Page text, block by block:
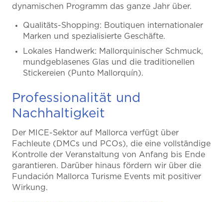
dynamischen Programm das ganze Jahr über.
Qualitäts-Shopping: Boutiquen internationaler
Marken und spezialisierte Geschäfte.
Lokales Handwerk: Mallorquinischer Schmuck,
mundgeblasenes Glas und die traditionellen
Stickereien (Punto Mallorquín).
Professionalität und
Nachhaltigkeit
Der MICE-Sektor auf Mallorca verfügt über
Fachleute (DMCs und PCOs), die eine vollständige
Kontrolle der Veranstaltung von Anfang bis Ende
garantieren. Darüber hinaus fördern wir über die
Fundación Mallorca Turisme Events mit positiver
Wirkung.